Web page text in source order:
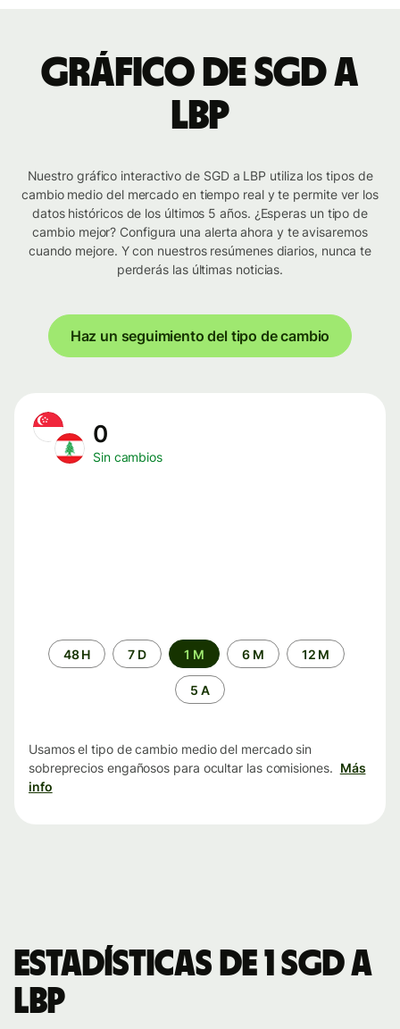
Gráfico de SGD a
LBP
Nuestro gráfico interactivo de SGD a LBP utiliza los tipos de
cambio medio del mercado en tiempo real y te permite ver los
datos históricos de los últimos 5 años. ¿Esperas un tipo de
cambio mejor? Configura una alerta ahora y te avisaremos
cuando mejore. Y con nuestros resúmenes diarios, nunca te
perderás las últimas noticias.
Haz un seguimiento del tipo de cambio
0
Sin cambios
Periodo48 H 7 D 1 M 6 M 12 M
5 A
Usamos el tipo de cambio medio del mercado sin
sobreprecios engañosos para ocultar las comisiones. Más
info
Estadísticas de 1 SGD a
LBP